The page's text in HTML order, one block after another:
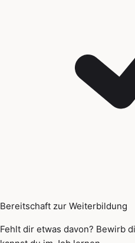
Bereitschaft zur Weiterbildung
Fehlt dir etwas davon? Bewirb